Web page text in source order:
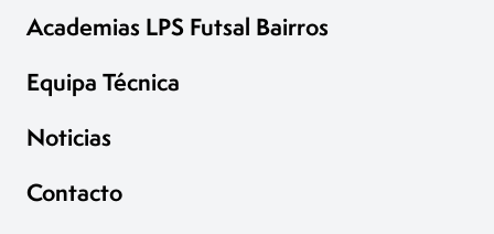
Academias LPS Futsal Bairros
Equipa Técnica
Noticias
Contacto